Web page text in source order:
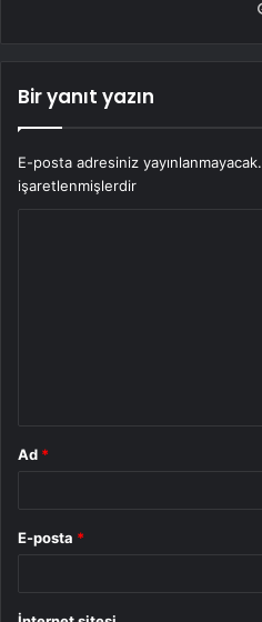
Bir yanıt yazın
E-posta adresiniz yayınlanmayacak.
işaretlenmişlerdir
Ad *
E-posta *